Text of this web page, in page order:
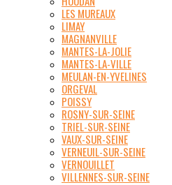
LES MUREAUX
LIMAY
MAGNANVILLE
MANTES-LA-JOLIE
MANTES-LA-VILLE
MEULAN-EN-YVELINES
ORGEVAL
POISSY
ROSNY-SUR-SEINE
TRIEL-SUR-SEINE
VAUX-SUR-SEINE
VERNEUIL-SUR-SEINE
VERNOUILLET
VILLENNES-SUR-SEINE